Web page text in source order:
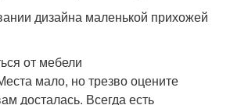
дизайна маленькой прихожей
от мебели
мало, но трезво оцените
досталась. Всегда есть